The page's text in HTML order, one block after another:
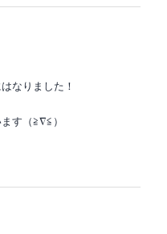
なりました！
す（≧∇≦）